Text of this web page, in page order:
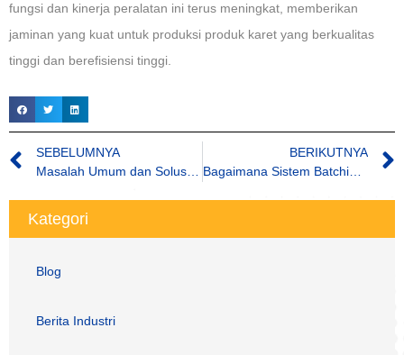
Kategori
Blog
Berita Industri
fungsi dan kinerja peralatan ini terus meningkat, memberikan
jaminan yang kuat untuk produksi produk karet yang berkualitas
tinggi dan berefisiensi tinggi.
SEBELUMNYA
BERIKUTNYA
Bagaimana Sistem Batching Otomatis Meningkatkan Efisiensi dan Akurasi Industri